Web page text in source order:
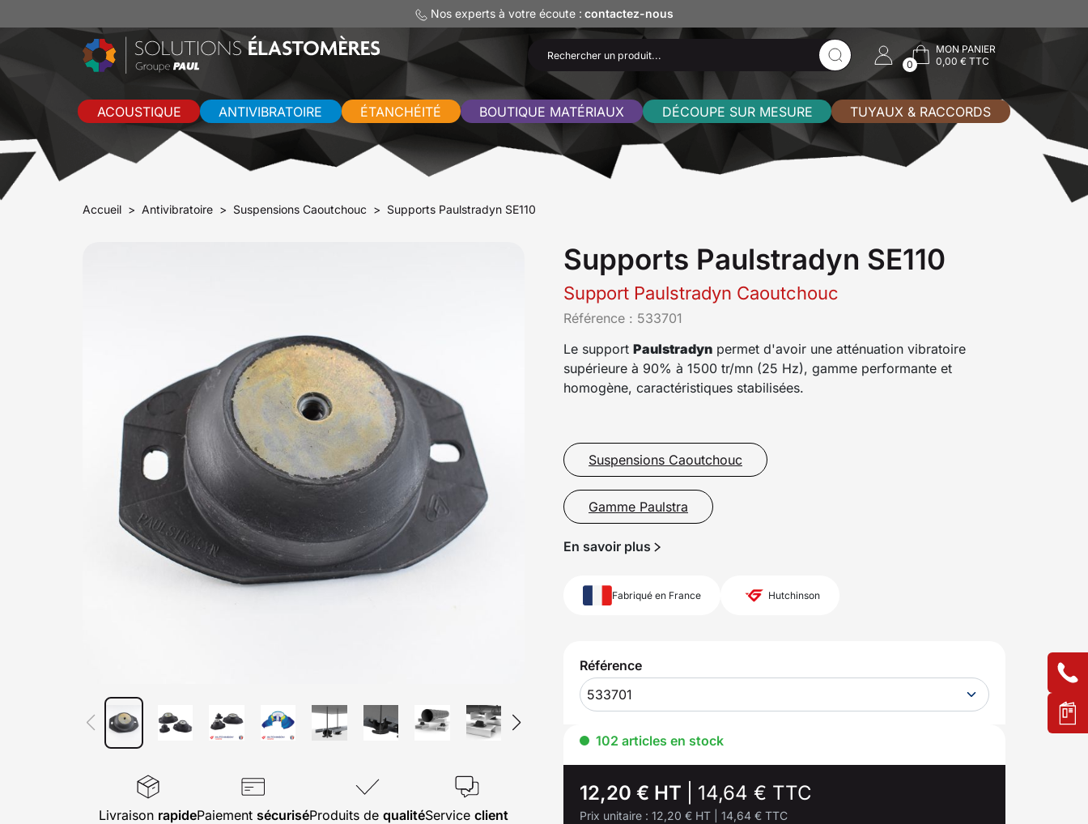
Nos experts à votre écoute : contactez-nous
0
MON PANIER
0,00 € TTC
ACOUSTIQUE ANTIVIBRATOIRE ÉTANCHÉITÉ BOUTIQUE MATÉRIAUX DÉCOUPE SUR MESURE TUYAUX & RACCORDS
Accueil Antivibratoire Suspensions Caoutchouc Supports Paulstradyn SE110
Livraison rapidePaiement sécuriséProduits de qualitéService client
Support Paulstradyn Caoutchouc
Supports Paulstradyn SE110
Référence : 533701
Le support Paulstradyn permet d'avoir une atténuation vibratoire
supérieure à 90% à 1500 tr/mn (25 Hz), gamme performante et
homogène, caractéristiques stabilisées.
Suspensions Caoutchouc
Gamme Paulstra
En savoir plus
Fabriqué en France Hutchinson
Référence
533701
102 articles en stock
12,20 € HT 14,64 € TTC
Prix unitaire : 12,20 € HT 14,64 € TTC